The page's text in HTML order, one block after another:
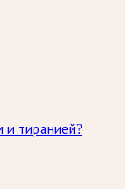
тиранией?